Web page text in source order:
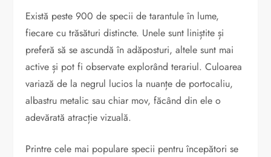
Există peste 900 de specii de tarantule în lume,
fiecare cu trăsături distincte. Unele sunt liniștite și
preferă să se ascundă în adăposturi, altele sunt mai
active și pot fi observate explorând terariul. Culoarea
variază de la negrul lucios la nuanțe de portocaliu,
albastru metalic sau chiar mov, făcând din ele o
adevărată atracție vizuală.
Printre cele mai populare specii pentru începători se